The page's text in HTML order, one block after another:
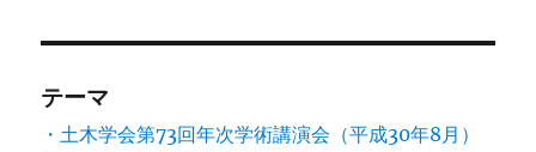
テーマ
・土木学会第73回年次学術講演会（平成30年8月）